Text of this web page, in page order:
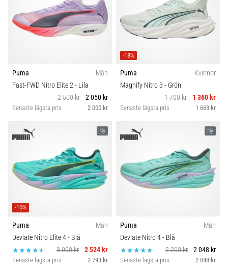
Puma
Män
Fast-FWD Nitro Elite 2- Lila
2 500 kr
2 050 kr
Senaste lägsta pris 2 000 kr
-18%
Puma
Kvinnor
Magnify Nitro 3 - Grön
1 700 kr
1 360 kr
Senaste lägsta pris 1 663 kr
Ny
-10%
Puma
Män
Deviate Nitro Elite 4- Blå
3 000 kr
2 524 kr
Senaste lägsta pris 2 793 kr
Ny
Puma
Män
Deviate Nitro 4- Blå
2 200 kr
2 048 kr
Senaste lägsta pris 2 048 kr